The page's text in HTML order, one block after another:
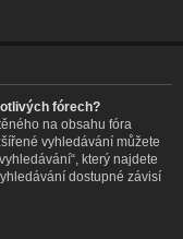
fórech?
na obsahu fóra
vyhledávání můžete
který najdete
dostupné závisí